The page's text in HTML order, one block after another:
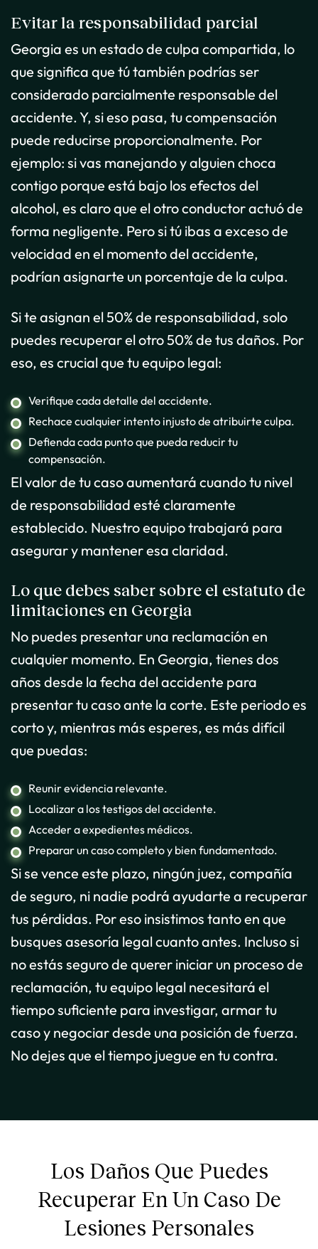
Evitar la responsabilidad parcial
Georgia es un estado de culpa compartida, lo
que significa que tú también podrías ser
considerado parcialmente responsable del
accidente. Y, si eso pasa, tu compensación
puede reducirse proporcionalmente. Por
ejemplo: si vas manejando y alguien choca
contigo porque está bajo los efectos del
alcohol, es claro que el otro conductor actuó de
forma negligente. Pero si tú ibas a exceso de
velocidad en el momento del accidente,
podrían asignarte un porcentaje de la culpa.
Si te asignan el 50% de responsabilidad, solo
puedes recuperar el otro 50% de tus daños. Por
eso, es crucial que tu equipo legal:
Verifique cada detalle del accidente.
Rechace cualquier intento injusto de atribuirte culpa.
Defienda cada punto que pueda reducir tu
compensación.
El valor de tu caso aumentará cuando tu nivel
de responsabilidad esté claramente
establecido. Nuestro equipo trabajará para
asegurar y mantener esa claridad.
Lo que debes saber sobre el estatuto de
limitaciones en Georgia
No puedes presentar una reclamación en
cualquier momento. En Georgia, tienes dos
años desde la fecha del accidente para
presentar tu caso ante la corte. Este periodo es
corto y, mientras más esperes, es más difícil
que puedas:
Reunir evidencia relevante.
Localizar a los testigos del accidente.
Acceder a expedientes médicos.
Preparar un caso completo y bien fundamentado.
Si se vence este plazo, ningún juez, compañía
de seguro, ni nadie podrá ayudarte a recuperar
tus pérdidas. Por eso insistimos tanto en que
busques asesoría legal cuanto antes. Incluso si
no estás seguro de querer iniciar un proceso de
reclamación, tu equipo legal necesitará el
tiempo suficiente para investigar, armar tu
caso y negociar desde una posición de fuerza.
No dejes que el tiempo juegue en tu contra.
Los Daños Que Puedes
Recuperar En Un Caso De
Lesiones Personales